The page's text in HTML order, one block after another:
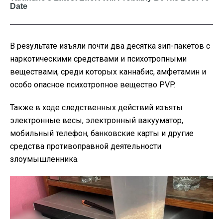
В результате изъяли почти два десятка зип-пакетов с
наркотическими средствами и психотропными
веществами, среди которых каннабис, амфетамин и
особо опасное психотропное вещество PVP.
Также в ходе следственных действий изъяты
электронные весы, электронный вакууматор,
мобильный телефон, банковские карты и другие
средства противоправной деятельности
злоумышленника.